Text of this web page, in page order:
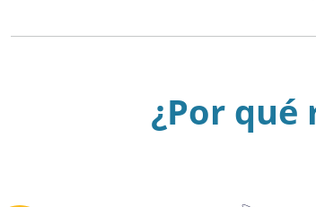
¿Por qué